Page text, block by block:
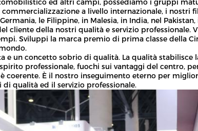
ed altri campi, possediamo i gruppi
commercializzazione a livello internazionale, i nostri
le Filippine, in Malesia, in India, nel
cliente della nostri qualità e servizio professionale.
Sviluppi la marca premio di prima classe della
e un concetto sobrio di qualità. La qualità stabilisce
professionale, fuochi sui vantaggi del centro,
coerente. È il nostro inseguimento eterno per
qualità ed il servizio professionale.